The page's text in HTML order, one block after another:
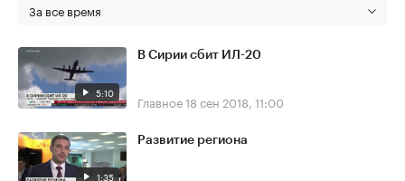
За все время
5:10
В Сирии сбит ИЛ-20
Главное18 сен 2018, 11:00
1:35
Развитие региона